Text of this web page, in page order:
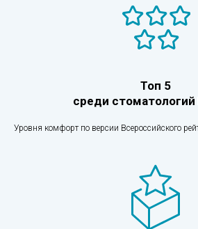
Топ 5
среди стоматологий
Уровня комфорт по версии Всероссийского